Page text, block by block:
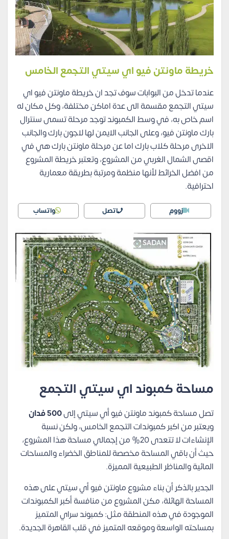
خريطة ماونتن فيو اي سيتي التجمع الخامس
عندما تدخل من البوابات سوف تجد ان خريطة ماونتن فيو اي
سيتي التجمع مقسمة الى عدة اماكن مختلفة، وكل مكان له
اسم خاص به، في وسط الكمبوند توجد مرحلة تسمى سنترال
بارك ماونتن فيو، وعلى الجانب الايمن لها لاجون بارك والجانب
الاخرى مرحلة كلاب بارك اما عن مرحلة ماونتن بارك هي في
اقصى الشمال الغربي من المشروع، وتعتبر خريطة المشروع
من افضل الخرائط لأنها منظمة ومرتبة بطريقة معمارية
احترافية.
زووم اتصل واتساب
مساحة كمبوند اي سيتي التجمع
تصل مساحة كمبوند ماونتن فيو أي سيتي إلى500 فدان
ويعتبر من اكبر كمبوندات التجمع الخامس، ولكن نسبة
الإنشاءات لا تتعدى 20% من إجمالي مساحة هذا المشروع،
حيث أن باقي المساحة مخصصة للمناطق الخضراء والمساحات
المائية والمناظر الطبيعية المميزة.
الجدير بالذكر أن بناء مشروع ماونتن فيو أي سيتي على هذه
المساحة الهائلة، مكن المشروع من منافسة أكبر الكمبوندات
الموجودة في هذه المنطقة مثل: كمبوند سراي المتميز
بمساحته الواسعة وموقعه المتميز في قلب القاهرة الجديدة.